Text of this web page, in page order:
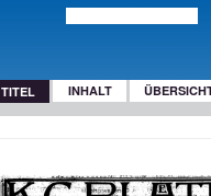
TITEL INHALT